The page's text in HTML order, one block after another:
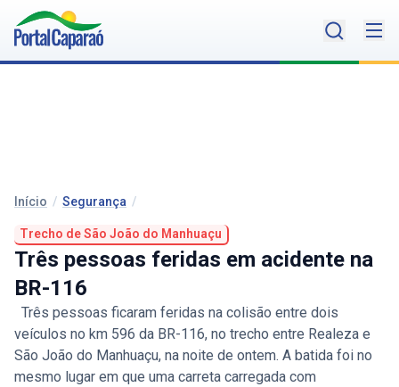
Início / Segurança /
Trecho de São João do Manhuaçu
Três pessoas feridas em acidente na
BR-116
Três pessoas ficaram feridas na colisão entre dois
veículos no km 596 da BR-116, no trecho entre Realeza e
São João do Manhuaçu, na noite de ontem. A batida foi no
mesmo lugar em que uma carreta carregada com